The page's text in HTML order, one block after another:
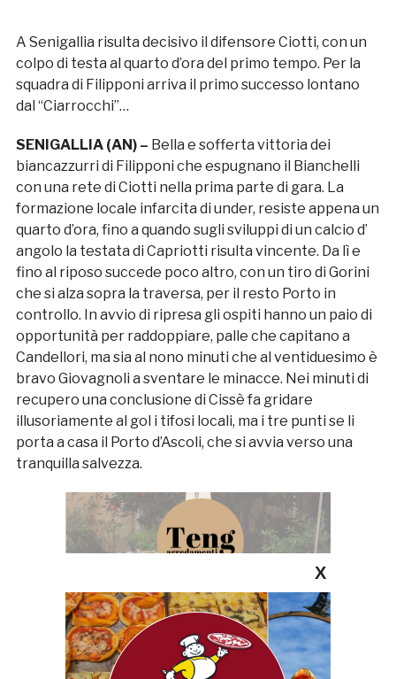
A Senigallia risulta decisivo il difensore Ciotti, con un
colpo di testa al quarto d’ora del primo tempo. Per la
squadra di Filipponi arriva il primo successo lontano
dal “Ciarrocchi”…
SENIGALLIA (AN) – Bella e sofferta vittoria dei
biancazzurri di Filipponi che espugnano il Bianchelli
con una rete di Ciotti nella prima parte di gara. La
formazione locale infarcita di under, resiste appena un
quarto d’ora, fino a quando sugli sviluppi di un calcio d’
angolo la testata di Capriotti risulta vincente. Da lì e
fino al riposo succede poco altro, con un tiro di Gorini
che si alza sopra la traversa, per il resto Porto in
controllo. In avvio di ripresa gli ospiti hanno un paio di
opportunità per raddoppiare, palle che capitano a
Candellori, ma sia al nono minuti che al ventiduesimo è
bravo Giovagnoli a sventare le minacce. Nei minuti di
recupero una conclusione di Cissè fa gridare
illusoriamente al gol i tifosi locali, ma i tre punti se li
porta a casa il Porto d’Ascoli, che si avvia verso una
tranquilla salvezza.
X